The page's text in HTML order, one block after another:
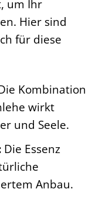
um Ihr
Hier sind
für diese
Kombination
wirkt
und Seele.
Die Essenz
Anbau.